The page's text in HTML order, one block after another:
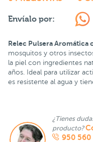
Envíalo por:
Relec Pulsera Aromática
mosquitos y otros
la piel con ingredientes
años. Ideal para utilizar
es resistente al agua y
¿Tienes
producto?
950 560